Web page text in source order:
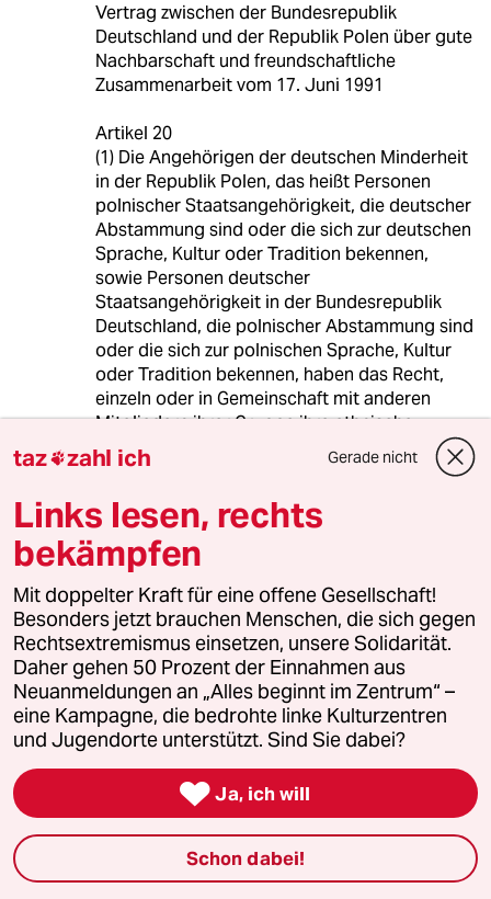
Vertrag zwischen der Bundesrepublik
Deutschland und der Republik Polen über gute
Nachbarschaft und freundschaftliche
Zusammenarbeit vom 17. Juni 1991
Artikel 20
(1) Die Angehörigen der deutschen Minderheit
in der Republik Polen, das heißt Personen
polnischer Staatsangehörigkeit, die deutscher
Abstammung sind oder die sich zur deutschen
Sprache, Kultur oder Tradition bekennen,
sowie Personen deutscher
Staatsangehörigkeit in der Bundesrepublik
Deutschland, die polnischer Abstammung sind
oder die sich zur polnischen Sprache, Kultur
oder Tradition bekennen, haben das Recht,
einzeln oder in Gemeinschaft mit anderen
Mitgliedern ihrer Gruppe ihre ethnische,
kulturelle, sprachliche und religiöse Identität
frei zum Ausdruck zu bringen, zu bewahren und
Versuchen, gegen ihren Willen assimiliert zu
werden. Sie haben das Recht, ihre
Menschenrechte und Grundfreiheiten ohne
jegliche Diskriminierung und in voller Gleichheit
vor dem Gesetz voll und wirksam auszuüben.
(3) Die Vertragsparteien erklären, daß die in
Absatz 1 genannten Personen insbesondere
das Recht haben, einzeln oder in Gemeinschaft
mit anderen Mitgliedern ihrer Gruppe sich
Muttersprache frei zu bedienen, in ihr
Informationen zu verbreiten und
auszutauschen und dazu Zugang zu haben,ihre
eigenen Bildungs-, Kultur- und
Religionseinrichtungen, -organisationen oder
taz zahl ich Gerade nicht
Links lesen, rechts
bekämpfen
Mit doppelter Kraft für eine offene Gesellschaft!
Besonders jetzt brauchen Menschen, die sich gegen
Rechtsextremismus einsetzen, unsere Solidarität.
Daher gehen 50 Prozent der Einnahmen aus
Neuanmeldungen an „Alles beginnt im Zentrum“ –
eine Kampagne, die bedrohte linke Kulturzentren
und Jugendorte unterstützt. Sind Sie dabei?
 Ja, ich will
Schon dabei!